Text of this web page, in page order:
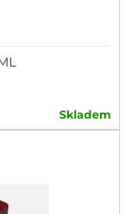
Skladem